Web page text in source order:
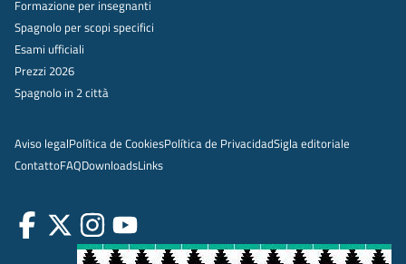
Formazione per insegnanti
Spagnolo per scopi specifici
Esami ufficiali
Prezzi 2026
Spagnolo in 2 città
Aviso legalPolítica de CookiesPolítica de PrivacidadSigla editoriale
ContattoFAQDownloadsLinks